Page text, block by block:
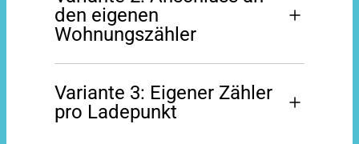
verfügbaren Strom automatisch bedarfsgerecht
zu verteilen (Lastmanagement).
Die Grundinstallation – also die gemeinsame
Eigentümerinnen und Eigentümern gemeinsam
bezahlt und als Gemeinschaftseigentum
den eigenen
Wohnungszähler
jeweiligen Wohnung verbunden – allerdings nur,
wenn dort noch genügend Platz vorhanden ist.
Variante 3: Eigener Zähler
pro Ladepunkt